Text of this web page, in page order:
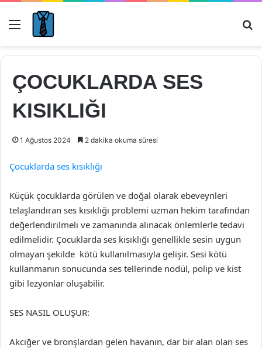
Menü
ÇOCUKLARDA SES
KISIKLIĞI
1 Ağustos 2024 2 dakika okuma süresi
Çocuklarda ses kısıklığı
Küçük çocuklarda görülen ve doğal olarak ebeveynleri
telaşlandıran ses kısıklığı problemi uzman hekim tarafından
değerlendirilmeli ve zamanında alınacak önlemlerle tedavi
edilmelidir. Çocuklarda ses kısıklığı genellikle sesin uygun
olmayan şekilde kötü kullanılmasıyla gelişir. Sesi kötü
kullanmanın sonucunda ses tellerinde nodül, polip ve kist
gibi lezyonlar oluşabilir.
SES NASIL OLUŞUR:
Akciğer ve bronşlardan gelen havanın, dar bir alan olan ses